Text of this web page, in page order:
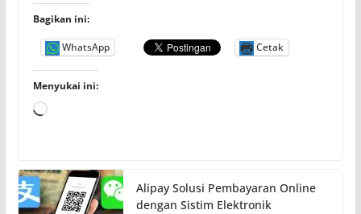
Bagikan ini:
WhatsApp Cetak
Menyukai ini:
M
u
a
t
Alipay Solusi Pembayaran Online
dengan Sistim Elektronik